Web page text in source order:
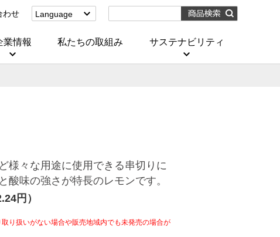
わせ
Language
(Corporate)
業情報 私たちの取組み サステナビリティ
様々な用途に使用できる串切りに
酸味の強さが特長のレモンです。
円）
り扱いがない場合や販売地域内でも未発売の場合が